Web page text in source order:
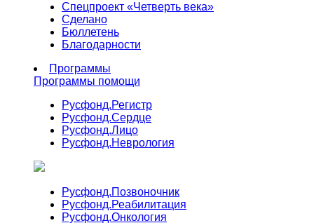
Спецпроект «Четверть века»
Сделано
Бюллетень
Благодарности
Программы
Программы помощи
Русфонд.Регистр
Русфонд.Сердце
Русфонд.Лицо
Русфонд.Неврология
Русфонд.Позвоночник
Русфонд.Реабилитация
Русфонд.Онкология